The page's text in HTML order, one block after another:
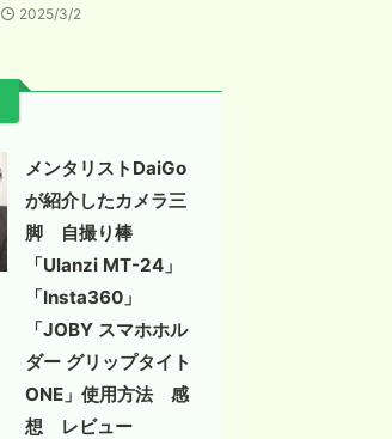
2025/3/2
メンタリストDaiGo
が紹介したカメラ三
脚 自撮り棒
「Ulanzi MT-24」
「Insta360」
「JOBY スマホホル
ダー グリップタイト
ONE」使用方法 感
想 レビュー